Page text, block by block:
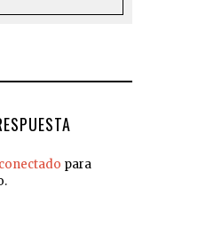
conectado para